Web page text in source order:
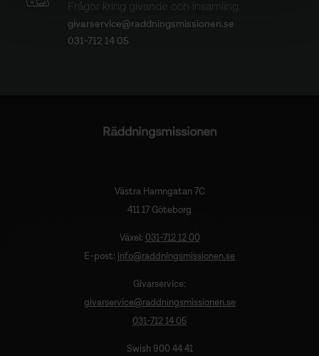
Frågor kring givande och insamling.
givarservice@raddningsmissionen.se
031-712 14 05
Västra Hamngatan 7C
411 17 Göteborg
Växel: 031-712 12 00
E-post: info@raddningsmissionen.se
Givarservice:
givarservice@raddningsmissionen.se
031-712 14 05
Swish 900 44 41